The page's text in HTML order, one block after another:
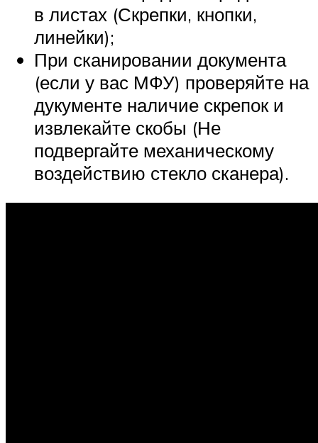
в листах (Скрепки, кнопки,
линейки);
При сканировании документа
(если у вас МФУ) проверяйте на
дукументе наличие скрепок и
извлекайте скобы (Не
подвергайте механическому
воздействию стекло сканера).